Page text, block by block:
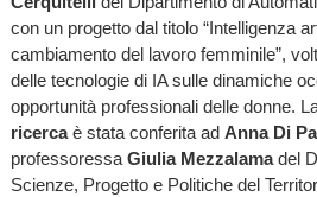
con un progetto dal titolo “Intelligenza
cambiamento del lavoro femminile”,
delle tecnologie di IA sulle dinamiche
opportunità professionali delle donne.
ricercaè stata conferita ad Anna Di
professoressa Giulia Mezzalamadel
Scienze, Progetto e Politiche del